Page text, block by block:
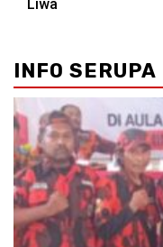
Liwa
INFO SERUPA